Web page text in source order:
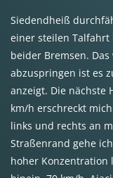
Siedendheiß
einer steilen Talfahrt
beider Bremsen.
abzuspringen ist es
anzeigt. Die nächste
km/h erschreckt
links und rechts an
Straßenrand gehe
hoher Konzentration